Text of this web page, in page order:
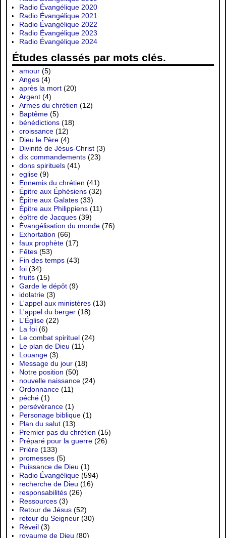
Radio Évangélique 2020
Radio Évangélique 2021
Radio Évangélique 2022
Radio Évangélique 2023
Radio Évangélique 2024
Études classés par mots clés.
amour (5)
Anges (4)
après la mort (20)
Argent (4)
Armes du chrétien (12)
Baptême (5)
bénédictions (18)
croissance (12)
Dieu le Père (4)
Divinité de Jésus-Christ (3)
dix commandements (23)
dons spirituels (41)
eglise (9)
Ennemis du chrétien (41)
Épitre aux Éphésiens (32)
Épitre aux Galates (33)
Épitre aux Philippiens (11)
épître de Jacques (39)
Évangélisation du monde (76)
Exhortation (66)
faux prophète (17)
Fêtes (53)
Fin des temps (43)
foi (34)
fruits (15)
Garde le dépôt (9)
idolatrie (3)
L'appel aux ministères (13)
L'appel du berger (18)
L'Église (22)
La foi (6)
Le combat spirituel (24)
Le plan de Dieu (11)
Louange (3)
Message du jour (18)
Notre position (50)
nouvelle naissance (24)
Ordonnance (11)
péché (1)
persévérance (1)
Personage biblique (1)
Plan du salut (13)
Premier pas du chrétien (15)
Préparé pour la guerre (26)
Prière (133)
promesses (5)
Puissance de Dieu (1)
Radio Évangélique (594)
recherche de Dieu (16)
responsabilités (26)
Ressources (3)
Retour de Jésus (52)
retour du Seigneur (30)
Réveil (3)
royaume de Dieu (80)